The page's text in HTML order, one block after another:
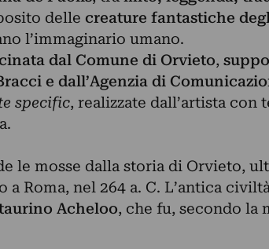
delle creature fantastiche
l’immaginario umano.
dal Comune di Orvieto,
e dall’Agenzia di
specific, realizzate dall’artista con
le mosse dalla storia di Orvieto,
Roma, nel 264 a. C. L’antica
Acheloo, che fu, secondo la